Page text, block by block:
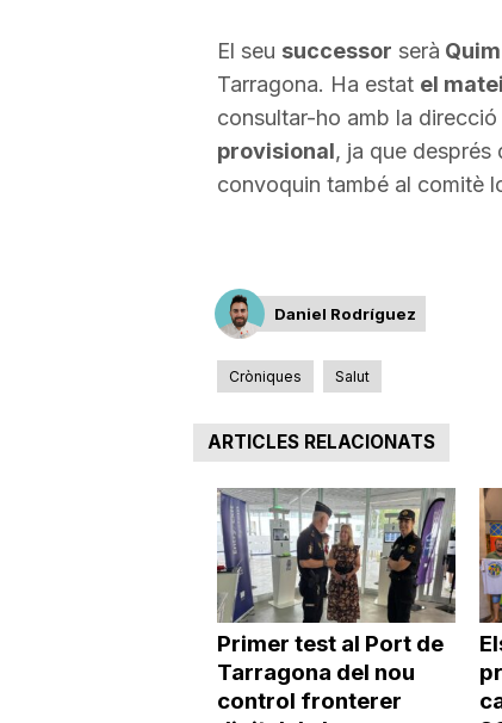
El seu successor serà
Tarragona. Ha estat el
consultar-ho amb la
provisional, ja que després
convoquin també al comitè
Daniel Rodríguez
Cròniques Salut
ARTICLES RELACIONATS
Primer test al Port de
Tarragona del nou
control fronterer